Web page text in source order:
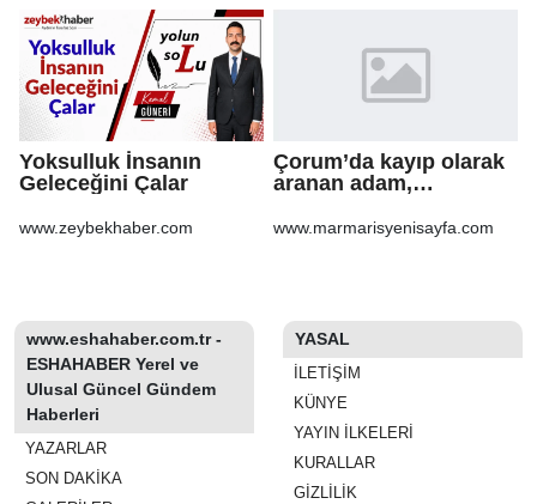
Yoksulluk İnsanın
Geleceğini Çalar
www.zeybekhaber.com
Çorum’da kayıp olarak
aranan adam,
otomobilinin altında ölü
www.marmarisyenisayfa.com
www.eshahaber.com.tr -
ESHAHABER Yerel ve
Ulusal Güncel Gündem
Haberleri
YAZARLAR
SON DAKİKA
YASAL
İLETIŞIM
KÜNYE
YAYIN İLKELERI
KURALLAR
GIZLILIK